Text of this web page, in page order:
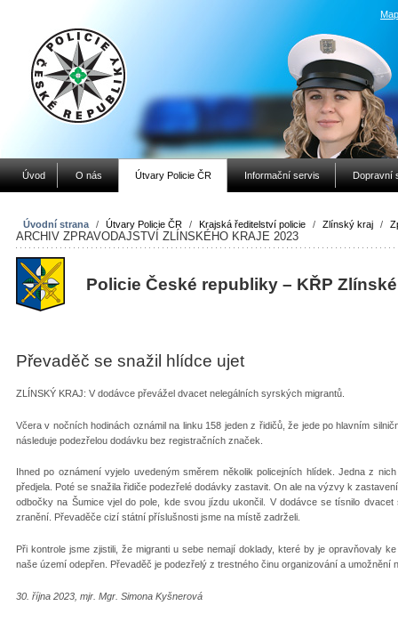
Úvod O nás Útvary Policie ČR Informační servis Dopravní
Úvodní strana / Útvary Policie ČR / Krajská ředitelství policie / Zlínský kraj /
ARCHIV ZPRAVODAJSTVÍ ZLÍNSKÉHO KRAJE 2023
Policie České republiky – KŘP
Převaděč se snažil hlídce ujet
ZLÍNSKÝ KRAJ: V dodávce převážel dvacet nelegálních syrských migrantů.
Včera v nočních hodinách oznámil na linku 158 jeden z řidičů, že jede po hlavním
následuje podezřelou dodávku bez registračních značek.
Ihned po oznámení vyjelo uvedeným směrem několik policejních hlídek. Jedna z
předjela. Poté se snažila řidiče podezřelé dodávky zastavit. On ale na výzvy k
odbočky na Šumice vjel do pole, kde svou jízdu ukončil. V dodávce se tísnilo
zranění. Převaděče cizí státní příslušnosti jsme na místě zadrželi.
Při kontrole jsme zjistili, že migranti u sebe nemají doklady, které by je opravňovaly
naše území odepřen. Převaděč je podezřelý z trestného činu organizování a umožnění
30. října 2023, mjr. Mgr. Simona Kyšnerová